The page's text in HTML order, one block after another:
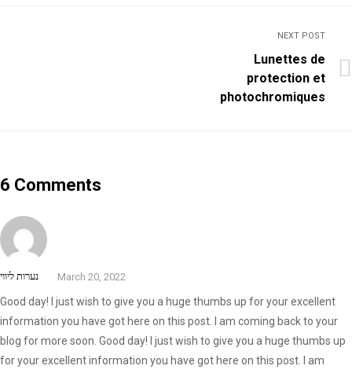
NEXT POST
Lunettes de
protection et
photochromiques
6 Comments
נערות ליווי March 20, 2022
Good day! I just wish to give you a huge thumbs up for your excellent
information you have got here on this post. I am coming back to your
blog for more soon. Good day! I just wish to give you a huge thumbs up
for your excellent information you have got here on this post. I am